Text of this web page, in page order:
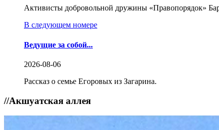
Активисты добровольной дружины «Правопорядок»
В следующем номере
Ведущие за собой...
2026-08-06
Рассказ о семье Егоровых из Загарина.
//Акшуатская аллея